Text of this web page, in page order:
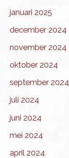
januari 2025
december 2024
november 2024
oktober 2024
september 2024
juli 2024
juni 2024
mei 2024
april 2024